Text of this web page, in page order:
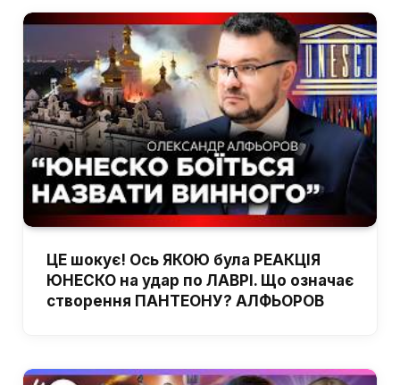
ЦЕ шокує! Ось ЯКОЮ була РЕАКЦІЯ
ЮНЕСКО на удар по ЛАВРІ. Що означає
створення ПАНТЕОНУ? АЛФЬОРОВ